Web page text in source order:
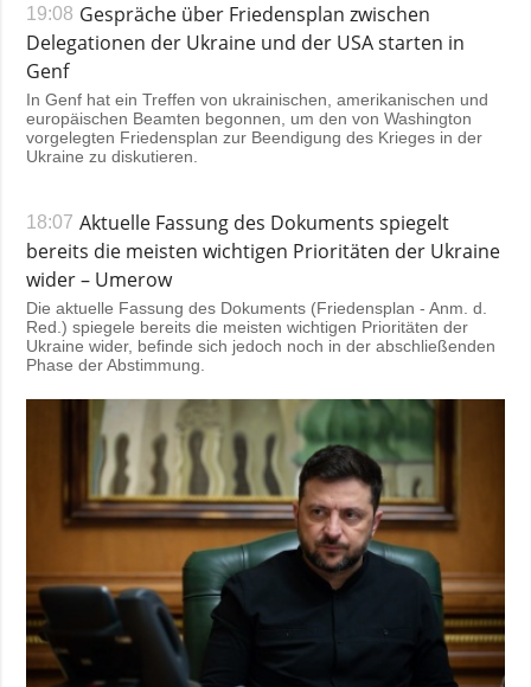
19:08 Gespräche über Friedensplan zwischen
Delegationen der Ukraine und der USA starten in
Genf
In Genf hat ein Treffen von ukrainischen, amerikanischen und
europäischen Beamten begonnen, um den von Washington
vorgelegten Friedensplan zur Beendigung des Krieges in der
Ukraine zu diskutieren.
18:07 Aktuelle Fassung des Dokuments spiegelt
bereits die meisten wichtigen Prioritäten der Ukraine
wider – Umerow
Die aktuelle Fassung des Dokuments (Friedensplan - Anm. d.
Red.) spiegele bereits die meisten wichtigen Prioritäten der
Ukraine wider, befinde sich jedoch noch in der abschließenden
Phase der Abstimmung.